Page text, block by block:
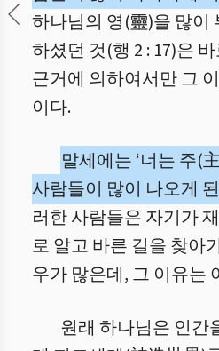
하나님의 영(靈)을 많이
하셨던 것(행 2 : 17)은
근거에 의하여서만 그
이다.
말세에는 ‘너는 주(
사람들이 많이 나오게
러한 사람들은 자기가
로 알고 바른 길을 찾아
우가 많은데, 그 이유는
원래 하나님은 인간